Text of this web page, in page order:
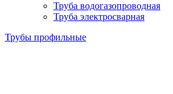
Труба водогазопроводная
Труба электросварная
Трубы профильные